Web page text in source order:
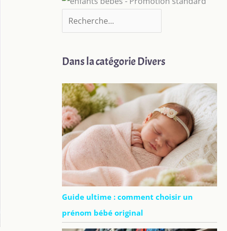
Dans la catégorie Divers
Guide ultime : comment choisir un
prénom bébé original